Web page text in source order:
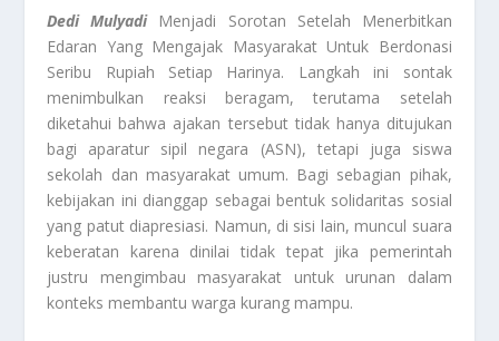
Dedi Mulyadi Menjadi Sorotan Setelah Menerbitkan
Edaran Yang Mengajak Masyarakat Untuk Berdonasi
Seribu Rupiah Setiap Harinya. Langkah ini sontak
menimbulkan reaksi beragam, terutama setelah
diketahui bahwa ajakan tersebut tidak hanya ditujukan
bagi aparatur sipil negara (ASN), tetapi juga siswa
sekolah dan masyarakat umum. Bagi sebagian pihak,
kebijakan ini dianggap sebagai bentuk solidaritas sosial
yang patut diapresiasi. Namun, di sisi lain, muncul suara
keberatan karena dinilai tidak tepat jika pemerintah
justru mengimbau masyarakat untuk urunan dalam
konteks membantu warga kurang mampu.